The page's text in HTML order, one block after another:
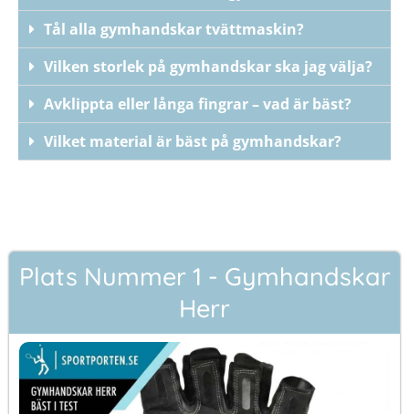
Tål alla gymhandskar tvättmaskin?
Vilken storlek på gymhandskar ska jag välja?
Avklippta eller långa fingrar – vad är bäst?
Vilket material är bäst på gymhandskar?
Plats Nummer 1 - Gymhandskar
Herr